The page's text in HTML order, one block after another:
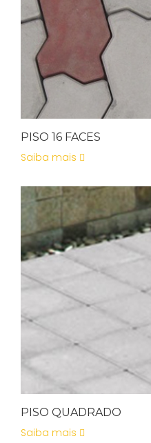
PISO 16 FACES
Saiba mais
PISO QUADRADO
Saiba mais